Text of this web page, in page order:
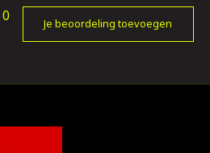
0
Je beoordeling toevoegen